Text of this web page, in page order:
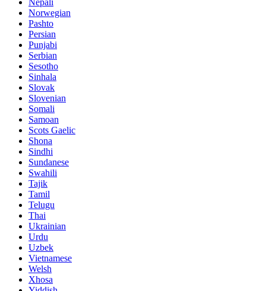
Norwegian
Pashto
Persian
Punjabi
Serbian
Sesotho
Sinhala
Slovak
Slovenian
Somali
Samoan
Scots Gaelic
Shona
Sindhi
Sundanese
Swahili
Tajik
Tamil
Telugu
Thai
Ukrainian
Urdu
Uzbek
Vietnamese
Welsh
Xhosa